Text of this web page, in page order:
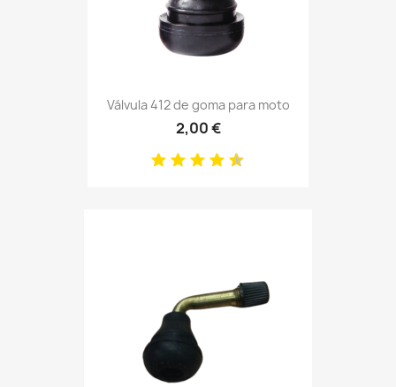
Válvula 412 de goma para moto
2,00 €